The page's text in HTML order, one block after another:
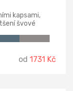
kapsami,
švové
od 1731 Kč